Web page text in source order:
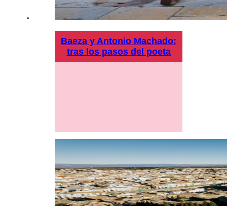
Baeza y Antonio Machado:
tras los pasos del poeta